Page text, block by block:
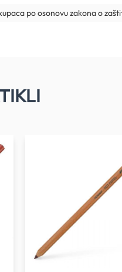
po osonovu zakona o